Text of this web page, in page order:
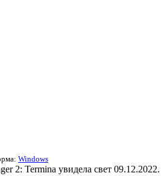
Windows
2: Termina увидела свет 09.12.2022.